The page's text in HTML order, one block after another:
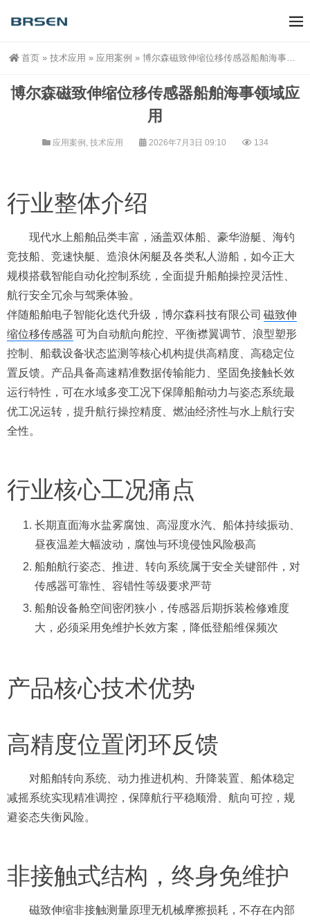
首页 » 技术应用 » 应用案例 » 博尔森磁致伸缩位移传感器船舶海事领域应用
博尔森磁致伸缩位移传感器船舶海事领域应
用
应用案例 , 技术应用 2026年7月3日 09:10 134
行业整体介绍
现代水上船舶品类丰富，涵盖双体船、豪华游艇、海钓
竞技船、竞速快艇、造浪休闲艇及各类私人游船，如今正大
规模搭载智能自动化控制系统，全面提升船舶操控灵活性、
航行安全冗余与驾乘体验。
伴随船舶电子智能化迭代升级，博尔森科技有限公司 磁致伸
缩位移传感器 可为自动航向舵控、平衡襟翼调节、浪型塑形
控制、船载设备状态监测等核心机构提供高精度、高稳定位
置反馈。产品具备高速精准数据传输能力、坚固免接触长效
运行特性，可在水域多变工况下保障船舶动力与姿态系统最
优工况运转，提升航行操控精度、燃油经济性与水上航行安
全性。
行业核心工况痛点
长期直面海水盐雾腐蚀、高湿度水汽、船体持续振动、
昼夜温差大幅波动，腐蚀与环境侵蚀风险极高
船舶航行姿态、推进、转向系统属于安全关键部件，对
传感器可靠性、容错性等级要求严苛
船舶设备舱空间密闭狭小，传感器后期拆装检修难度
大，必须采用免维护长效方案，降低登船维保频次
产品核心技术优势
高精度位置闭环反馈
对船舶转向系统、动力推进机构、升降装置、船体稳定
减摇系统实现精准调控，保障航行平稳顺滑、航向可控，规
避姿态失衡风险。
非接触式结构，终身免维护
磁致伸缩非接触测量原理无机械摩擦损耗，不存在内部